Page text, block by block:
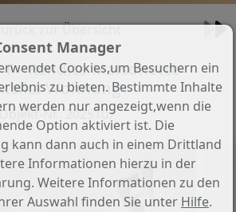
zur Übersicht
- Rendite Maisonette
Wohnung
Nr.: 2025107
Manager
Cookies,um Besuchern ein
zu bieten. Bestimmte Inhalte
werden nur angezeigt,wenn die
Option aktiviert ist. Die
kann dann auch in einem Drittland
Informationen hierzu in der
Weitere Informationen zu den
Auswahl finden Sie unter Hilfe.